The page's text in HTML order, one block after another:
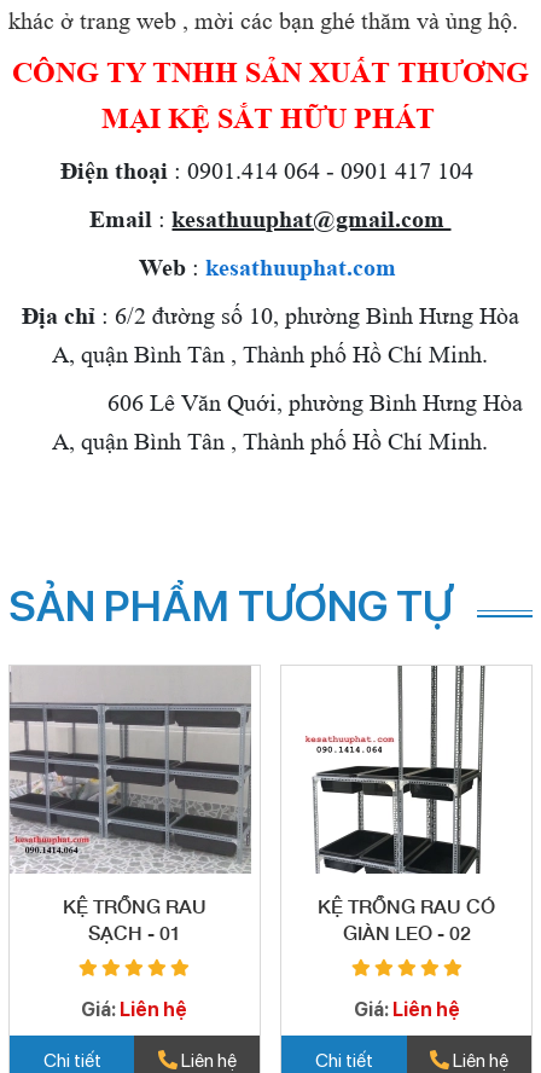
khác ở trang web , mời các bạn ghé thăm và ủng hộ.
CÔNG TY TNHH SẢN XUẤT THƯƠNG
MẠI KỆ SẮT HỮU PHÁT
Điện thoại : 0901.414 064 - 0901 417 104
Email :kesathuuphat@gmail.com
Web : kesathuuphat.com
Địa chỉ : 6/2 đường số 10, phường Bình Hưng Hòa
A, quận Bình Tân , Thành phố Hồ Chí Minh.
606 Lê Văn Quới, phường Bình Hưng Hòa
A, quận Bình Tân , Thành phố Hồ Chí Minh.
SẢN PHẨM TƯƠNG TỰ
KỆ TRỒNG RAU
SẠCH - 01
Giá: Liên hệ
Chi tiết Liên hệ
KỆ TRỒNG RAU CÓ
GIÀN LEO - 02
Giá: Liên hệ
Chi tiết Liên hệ